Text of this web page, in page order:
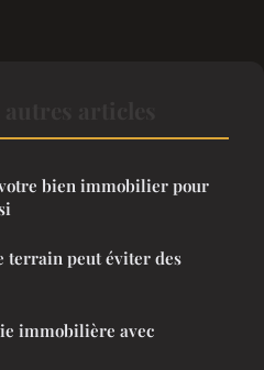
bien immobilier pour
terrain peut éviter des
immobilière avec